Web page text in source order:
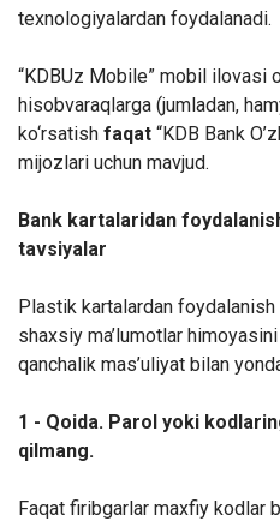
texnologiyalardan foydalanadi.
“KDBUz Mobile” mobil ilovasi
hisobvaraqlarga (jumladan,
ko‘rsatish faqat “KDB Bank
mijozlari uchun mavjud.
Bank kartalaridan
tavsiyalar
Plastik kartalardan
shaxsiy ma’lumotlar
qanchalik mas’uliyat bilan
1 - Qoida. Parol yoki
qilmang.
Faqat firibgarlar maxfiy kodlar